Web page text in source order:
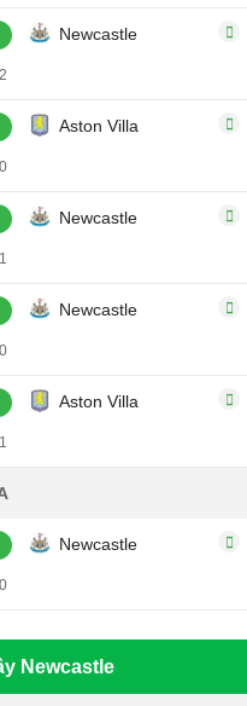
Newcastle
Aston Villa
Newcastle
Newcastle
Aston Villa
Newcastle
Newcastle